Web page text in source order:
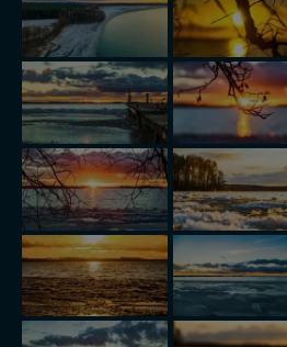
wyszukania, ulubione miejsca,
Bezpieczeństwo Twoich danych
priorytetowe, bez
zmieniać zakresu naszych
nas bezpieczne, jeśli masz
intencji, zawsze możesz wycofać
informacji uzyskach w naszej
Klikając znak X lub przycisk
wyrażasz zgodę na przetwarzanie
Nasz serwis nie wykorzystuje
Twoich danych innym
trzecim. Wyjątkiem jest sytuacja,
Twoich danych jest elementem
danych z formularza
w przypadku rezerwacji usług